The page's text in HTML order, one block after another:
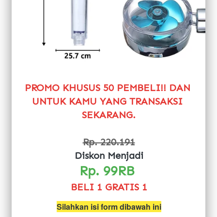
PROMO KHUSUS 50 PEMBELI!! DAN
UNTUK KAMU YANG TRANSAKSI
SEKARANG.
Rp. 220.191
Diskon Menjadi
Rp. 99RB
BELI 1 GRATIS 1
Silahkan isi form dibawah ini